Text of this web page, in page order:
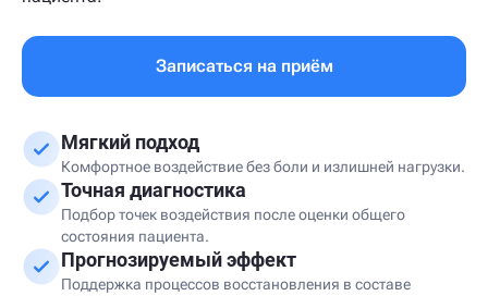
Записаться на приём
Мягкий подход
Комфортное воздействие без боли и излишней нагрузки.
Точная диагностика
Подбор точек воздействия после оценки общего
состояния пациента.
Прогнозируемый эффект
Поддержка процессов восстановления в составе